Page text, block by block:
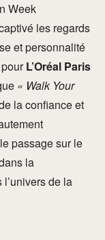
Week
les regards
et personnalité
L’Oréal Paris
« Walk Your
la confiance et
passage sur le
la
de la